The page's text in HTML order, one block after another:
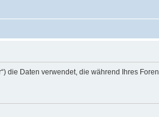
die Daten verwendet, die während Ihres